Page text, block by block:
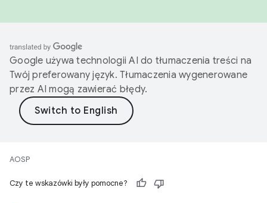
Google używa technologii AI do tłumaczenia treści na
Twój preferowany język. Tłumaczenia wygenerowane
przez AI mogą zawierać błędy.
AOSP
Czy te wskazówki były pomocne?